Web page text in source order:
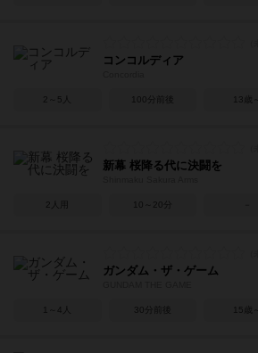
コンコルディア
2～5人 100分前後 13歳～
新幕 桜降る代に決闘を
2人用 10～20分
ガンダム・ザ・ゲーム
1～4人 30分前後 15歳～